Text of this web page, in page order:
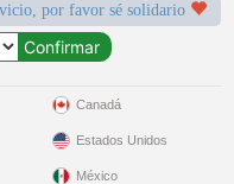
por favor sé solidario
Canadá
Estados Unidos
México